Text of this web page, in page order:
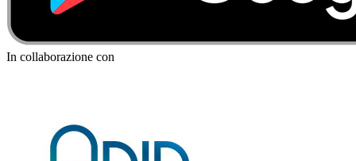
In collaborazione con